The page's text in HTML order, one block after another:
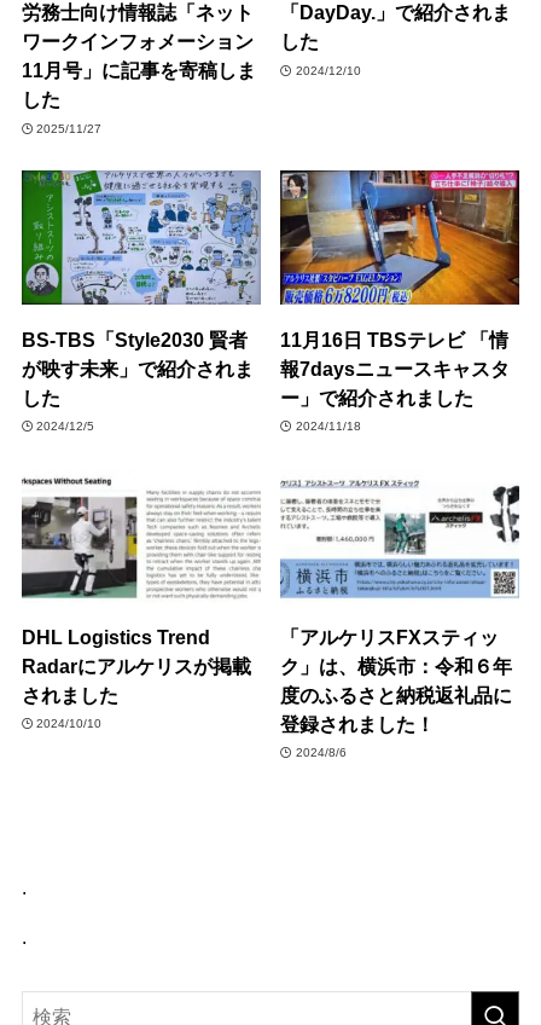
労務士向け情報誌「ネット
ワークインフォメーション
11月号」に記事を寄稿しま
した
2025/11/27
「DayDay.」で紹介されま
した
2024/12/10
BS-TBS「Style2030 賢者
が映す未来」で紹介されま
した
2024/12/5
11月16日 TBSテレビ 「情
報7daysニュースキャスタ
ー」で紹介されました
2024/11/18
DHL Logistics Trend
Radarにアルケリスが掲載
されました
2024/10/10
「アルケリスFXスティッ
ク」は、横浜市：令和６年
度のふるさと納税返礼品に
登録されました！
2024/8/6
.
.